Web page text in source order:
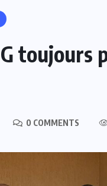
toujours
0 COMMENTS